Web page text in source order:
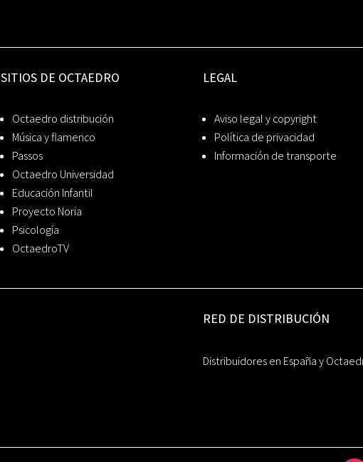
SITIOS DE OCTAEDRO
Octaedro distribución
Música y flamenco
Passos
Octaedro Universidad
Educación Infantil
Proyecto Noria
Psicología
OctaedroTV
LEGAL
Aviso legal y copyright
Política de privacidad
Información de transporte
RED DE DISTRIBUCIÓN
Distribuidores en España y